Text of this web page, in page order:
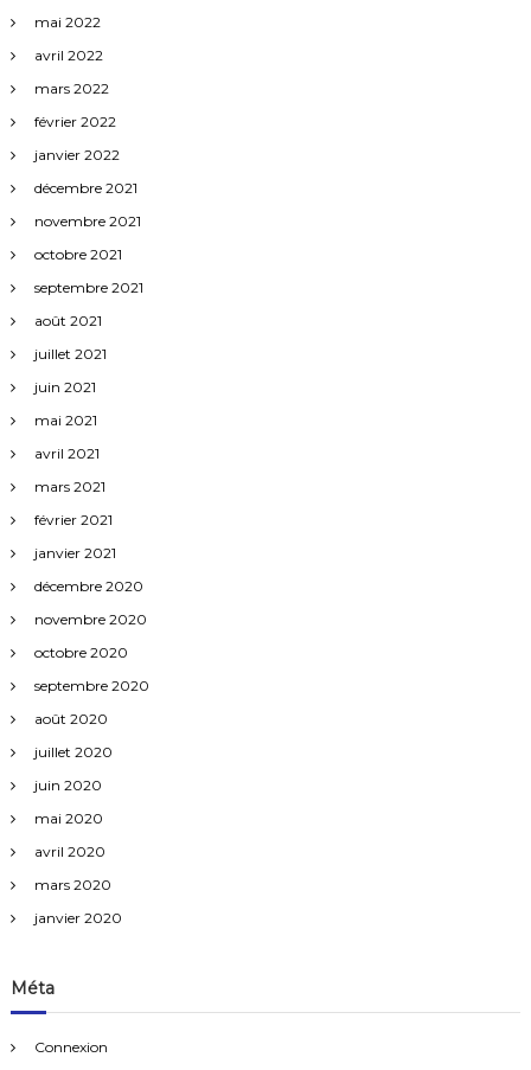
mai 2022
avril 2022
mars 2022
février 2022
janvier 2022
décembre 2021
novembre 2021
octobre 2021
septembre 2021
août 2021
juillet 2021
juin 2021
mai 2021
avril 2021
mars 2021
février 2021
janvier 2021
décembre 2020
novembre 2020
octobre 2020
septembre 2020
août 2020
juillet 2020
juin 2020
mai 2020
avril 2020
mars 2020
janvier 2020
Méta
Connexion